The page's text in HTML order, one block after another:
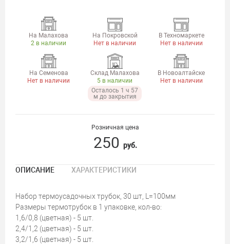
На Малахова
2 в наличии
На Покровской
Нет в наличии
В Техномаркете
Нет в наличии
На Семенова
Нет в наличии
Склад Малахова
5 в наличии
Осталось 1 ч 57
м до закрытия
В Новоалтайске
Нет в наличии
Розничная цена
250 руб.
ОПИСАНИЕ ХАРАКТЕРИСТИКИ
Набор термоусадочных трубок, 30 шт, L=100мм
Размеры термотрубок в 1 упаковке, кол-во:
1,6/0,8 (цветная) - 5 шт.
2,4/1,2 (цветная) - 5 шт.
3,2/1,6 (цветная) - 5 шт.